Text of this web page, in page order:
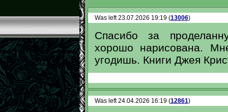
Was left 23.07.2026 19:19 (13006)
Спасибо за
хорошо нарисована.
угодишь. Книги Джея
Was left 24.04.2026 16:19 (12861)